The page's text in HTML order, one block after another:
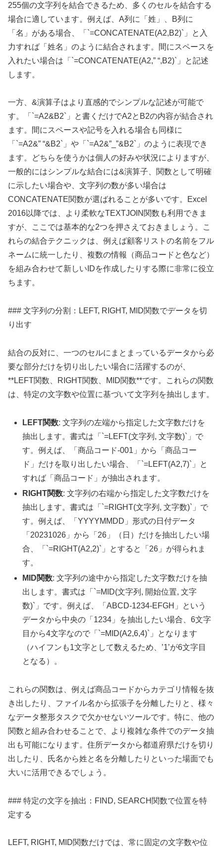
255個の文字列を結合できるため、多くのセルを結合する
場合に適しています。例えば、A列に「姓」、B列に
「名」がある場合、「`=CONCATENATE(A2,B2)`」と入
力すれば「姓名」のように結合されます。間にスペースを
入れたい場合は「`=CONCATENATE(A2,” “,B2)`」と記述
します。
一方、&演算子はより直感的でシンプルな記述が可能で
す。「`=A2&B2`」と書くだけでA2とB2の内容が結合され
ます。間にスペースや記号を入れる場合も同様に
「`=A2&” “&B2`」や「`=A2&”_”&B2`」のように表現でき
ます。どちらを使うかは個人の好みや状況によりますが、
一般的にはシンプルな結合には&演算子、関数として明確
に示したい場合や、文字列の数が多い場合は
CONCATENATE関数が選ばれることが多いです。Excel
2016以降では、より柔軟なTEXTJOIN関数も利用できま
すが、ここでは基本的な2つを押さえておきましょう。こ
れらの結合テクニックは、例えば顧客リストの名前をフル
ネームに統一したり、複数の情報（商品コードと色など）
を組み合わせて新しいIDを作成したりする際に非常に役立
ちます。
### 文字列の分割：LEFT, RIGHT, MID関数でデータを切
り出す
結合の反対に、一つのセルにまとまっているデータから必
要な部分だけを切り出したい場合に活躍するのが、
**LEFT関数、RIGHT関数、MID関数**です。これらの関数
は、特定の文字数や位置に基づいて文字列を抽出します。
LEFT関数: 文字列の左端から指定した文字数だけを
抽出します。書式は「`=LEFT(文字列, 文字数)`」で
す。例えば、「商品コード-001」から「商品コー
ド」だけを取り出したい場合、「`=LEFT(A2,7)`」と
すれば「商品コード」が抽出されます。
RIGHT関数: 文字列の右端から指定した文字数だけを
抽出します。書式は「`=RIGHT(文字列, 文字数)`」で
す。例えば、「YYYYMMDD」形式の日付データ
「20231026」から「26」（日）だけを抽出したい場
合、「`=RIGHT(A2,2)`」とすると「26」が得られま
す。
MID関数: 文字列の途中から指定した文字数だけを抽
出します。書式は「`=MID(文字列, 開始位置, 文字
数)`」です。例えば、「ABCD-1234-EFGH」という
データから中央の「1234」を抽出したい場合、6文字
目から4文字なので「`=MID(A2,6,4)`」となります
（ハイフンも1文字として数えるため、’1’が6文字目
となる）。
これらの関数は、例えば商品コードからカテゴリ情報を抜
き出したり、ファイル名から拡張子を分離したりと、様々
なデータ整形タスクで欠かせないツールです。特に、他の
関数と組み合わせることで、より複雑な条件でのデータ抽
出も可能になります。住所データから都道府県だけを切り
出したり、氏名から姓と名を分離したりといった場面でも
大いに活用できるでしょう。
### 特定の文字を抽出：FIND, SEARCH関数で位置を特
定する
LEFT, RIGHT, MID関数だけでは、常に固定の文字数や位